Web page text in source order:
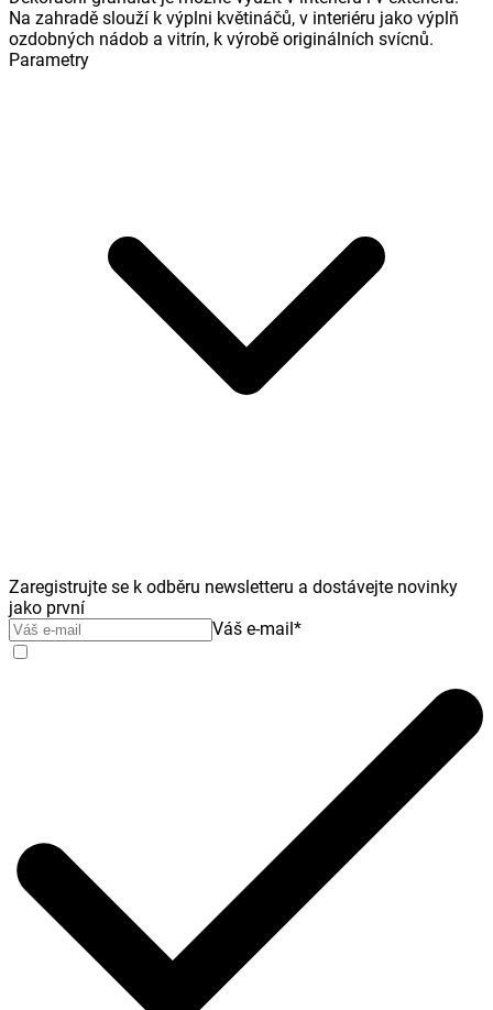
Na zahradě slouží k výplni květináčů, v interiéru jako výplň
ozdobných nádob a vitrín, k výrobě originálních svícnů.
Parametry
Zaregistrujte se k odběru newsletteru a dostávejte novinky
jako první
Váš e-mail*